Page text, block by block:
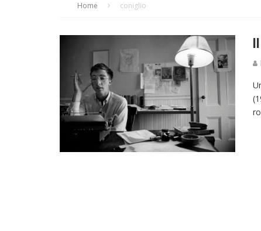
CONTRIBUTORS
Home coniglio